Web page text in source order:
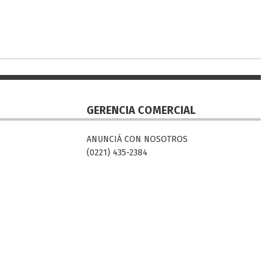
GERENCIA COMERCIAL
ANUNCIÁ CON NOSOTROS
(0221) 435-2384